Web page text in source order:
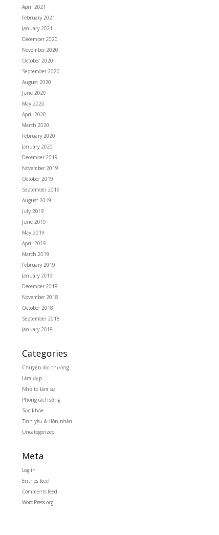
April 2021
February 2021
January 2021
December 2020
November 2020
October 2020
September 2020
August 2020
June 2020
May 2020
April 2020
March 2020
February 2020
January 2020
December 2019
November 2019
October 2019
September 2019
August 2019
July 2019
June 2019
May 2019
April 2019
March 2019
February 2019
January 2019
December 2018
November 2018
October 2018
September 2018
January 2018
Categories
Chuyện đời thường
Làm đẹp
Nhỏ to tâm sự
Phong cách sống
Sức khỏe
Tình yêu & Hôn nhân
Uncategorized
Meta
Log in
Entries feed
Comments feed
WordPress.org